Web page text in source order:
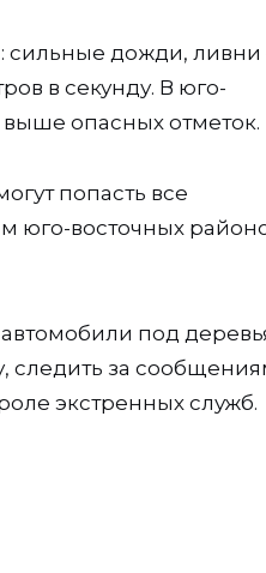
сильные дожди, ливни
в секунду. В юго-
опасных отметок.
попасть все
юго-восточных
под
следить за
экстренных служб.